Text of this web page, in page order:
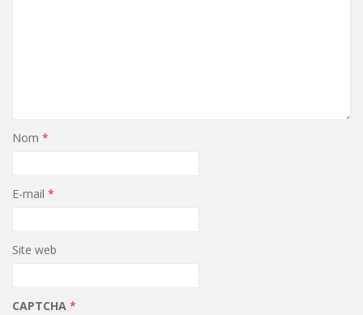
Nom *
E-mail *
Site web
CAPTCHA *